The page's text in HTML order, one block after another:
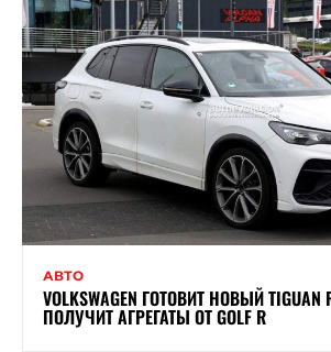
АВТО
VOLKSWAGEN ГОТОВИТ НОВЫЙ
ПОЛУЧИТ АГРЕГАТЫ ОТ GOLF R